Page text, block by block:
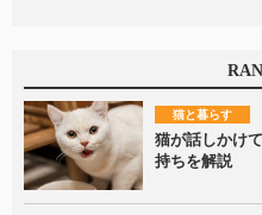
猫と暮らす
猫が話しかけ
持ちを解説